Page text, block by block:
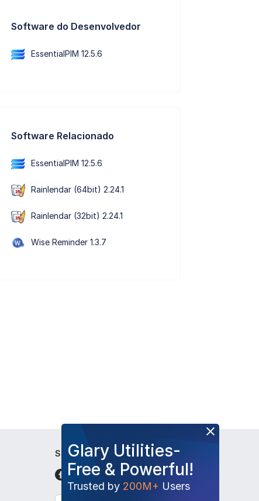
Software do Desenvolvedor
EssentialPIM 12.5.6
Software Relacionado
EssentialPIM 12.5.6
Rainlendar (64bit) 2.24.1
Rainlendar (32bit) 2.24.1
Wise Reminder 1.3.7
Glary Utilities-
Free & Powerful!
Trusted by 200M+ Users
Siga-nos